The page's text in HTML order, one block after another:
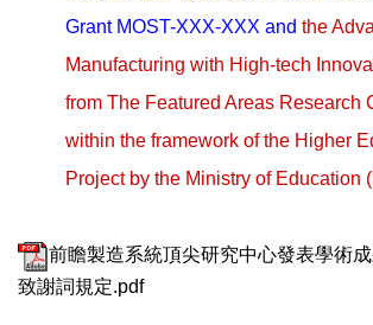
Grant MOST-XXX-XXX and the
Manufacturing with High-tech
from The Featured Areas Research
within the framework of the Higher
Project by the Ministry of Education
前瞻製造系統頂尖研究中心發表學術
致謝詞規定.pdf